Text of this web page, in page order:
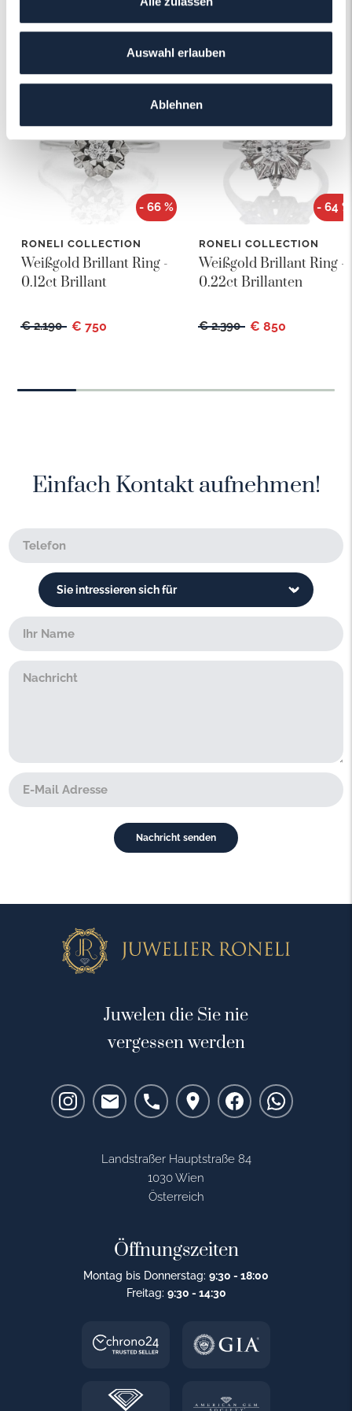
Auswahl erlauben
Ablehnen
Das könnte Ihnen auch gefallen!
- 66 %
RONELI COLLECTION
Weißgold Brillant Ring -
0.12ct Brillant
€ 2.190 € 750
- 64 %
RONELI COLLECTION
Weißgold Brillant Ring -
0.22ct Brillanten
€ 2.390 € 850
Einfach Kontakt aufnehmen!
Juwelen die Sie nie
vergessen werden
Landstraßer Hauptstraße 84
1030 Wien
Österreich
Öffnungszeiten
Montag bis Donnerstag: 9:30 - 18:00
Freitag: 9:30 - 14:30